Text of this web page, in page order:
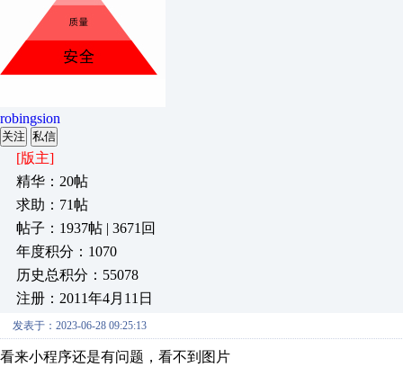
robingsion
关注 私信
[版主]
精华：20帖
求助：71帖
帖子：1937帖 | 3671回
年度积分：1070
历史总积分：55078
注册：2011年4月11日
发表于：2023-06-28 09:25:13
看来小程序还是有问题，看不到图片